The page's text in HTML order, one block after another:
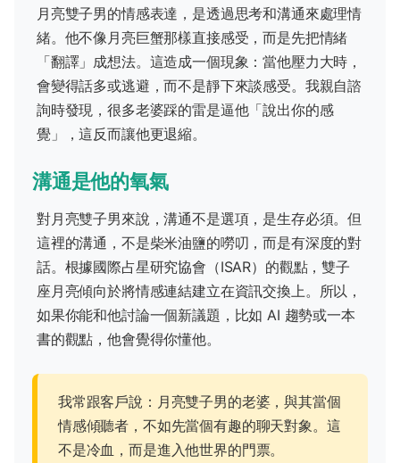
月亮雙子男的情感表達，是透過思考和溝通來處理情
緒。他不像月亮巨蟹那樣直接感受，而是先把情緒
「翻譯」成想法。這造成一個現象：當他壓力大時，
會變得話多或逃避，而不是靜下來談感受。我親自諮
詢時發現，很多老婆踩的雷是逼他「說出你的感
覺」，這反而讓他更退縮。
溝通是他的氧氣
對月亮雙子男來說，溝通不是選項，是生存必須。但
這裡的溝通，不是柴米油鹽的嘮叨，而是有深度的對
話。根據國際占星研究協會（ISAR）的觀點，雙子
座月亮傾向於將情感連結建立在資訊交換上。所以，
如果你能和他討論一個新議題，比如 AI 趨勢或一本
書的觀點，他會覺得你懂他。
我常跟客戶說：月亮雙子男的老婆，與其當個
情感傾聽者，不如先當個有趣的聊天對象。這
不是冷血，而是進入他世界的門票。